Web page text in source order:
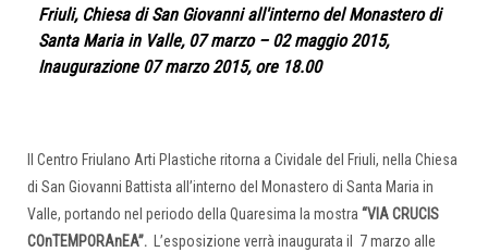
Friuli, Chiesa di San Giovanni all'interno del Monastero di
Santa Maria in Valle, 07 marzo – 02 maggio 2015,
Inaugurazione 07 marzo 2015, ore 18.00
Il Centro Friulano Arti Plastiche ritorna a Cividale del Friuli, nella Chiesa
di San Giovanni Battista all’interno del Monastero di Santa Maria in
Valle, portando nel periodo della Quaresima la mostra “VIA CRUCIS
COnTEMPORAnEA”.
L’esposizione verrà inaugurata il 7 marzo alle